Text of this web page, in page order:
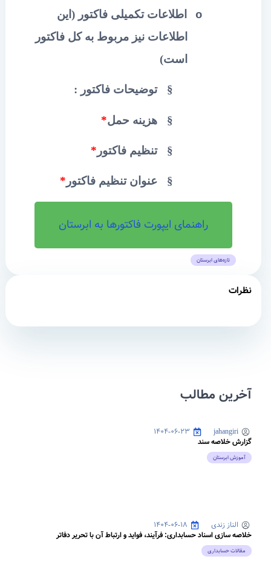
آخرین مطالب
jahangiri
۱۴۰۴-۰۶-۲۳
گزارش خلاصه سند
آموزش ابرستان
الناز زندی
۱۴۰۴-۰۶-۱۸
خلاصه سازی اسناد حسابداری: فرآیند، فواید و ارتباط آن با تحریر دفاتر
مقالات حسابداری
o
اطلاعات تکمیلی فاکتور (این
اطلاعات نیز مربوط به کل فاکتور
است)
§ توضیحات فاکتور :
§ هزینه حمل*
§ تنظیم فاکتور *
§ عنوان تنظیم فاکتور *
راهنمای ایپورت فاکتورها به ابرستان
تازه‌های ابرستان
نظرات